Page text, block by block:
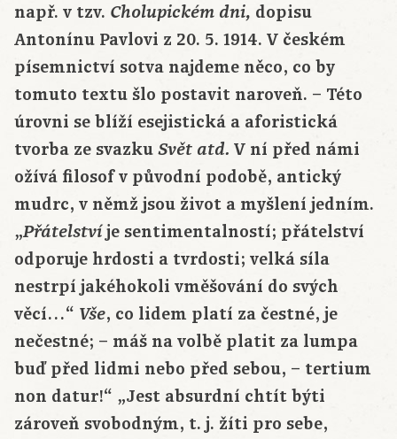
např. v tzv. Cholupickém dni, dopisu
Antonínu Pavlovi z 20. 5. 1914. V českém
písemnictví sotva najdeme něco, co by
tomuto textu šlo postavit naroveň. – Této
úrovni se blíží esejistická a aforistická
tvorba ze svazku Svět atd. V ní před námi
ožívá filosof v původní podobě, antický
mudrc, v němž jsou život a myšlení jedním.
„Přátelstvíje sentimentalností; přátelství
odporuje hrdosti a tvrdosti; velká síla
nestrpí jakéhokoli vměšování do svých
věcí…“ Vše, co lidem platí za čestné, je
nečestné; – máš na volbě platit za lumpa
buď před lidmi nebo před sebou, – tertium
non datur!“ „Jest absurdní chtít býti
zároveň svobodným, t. j. žíti pro sebe,